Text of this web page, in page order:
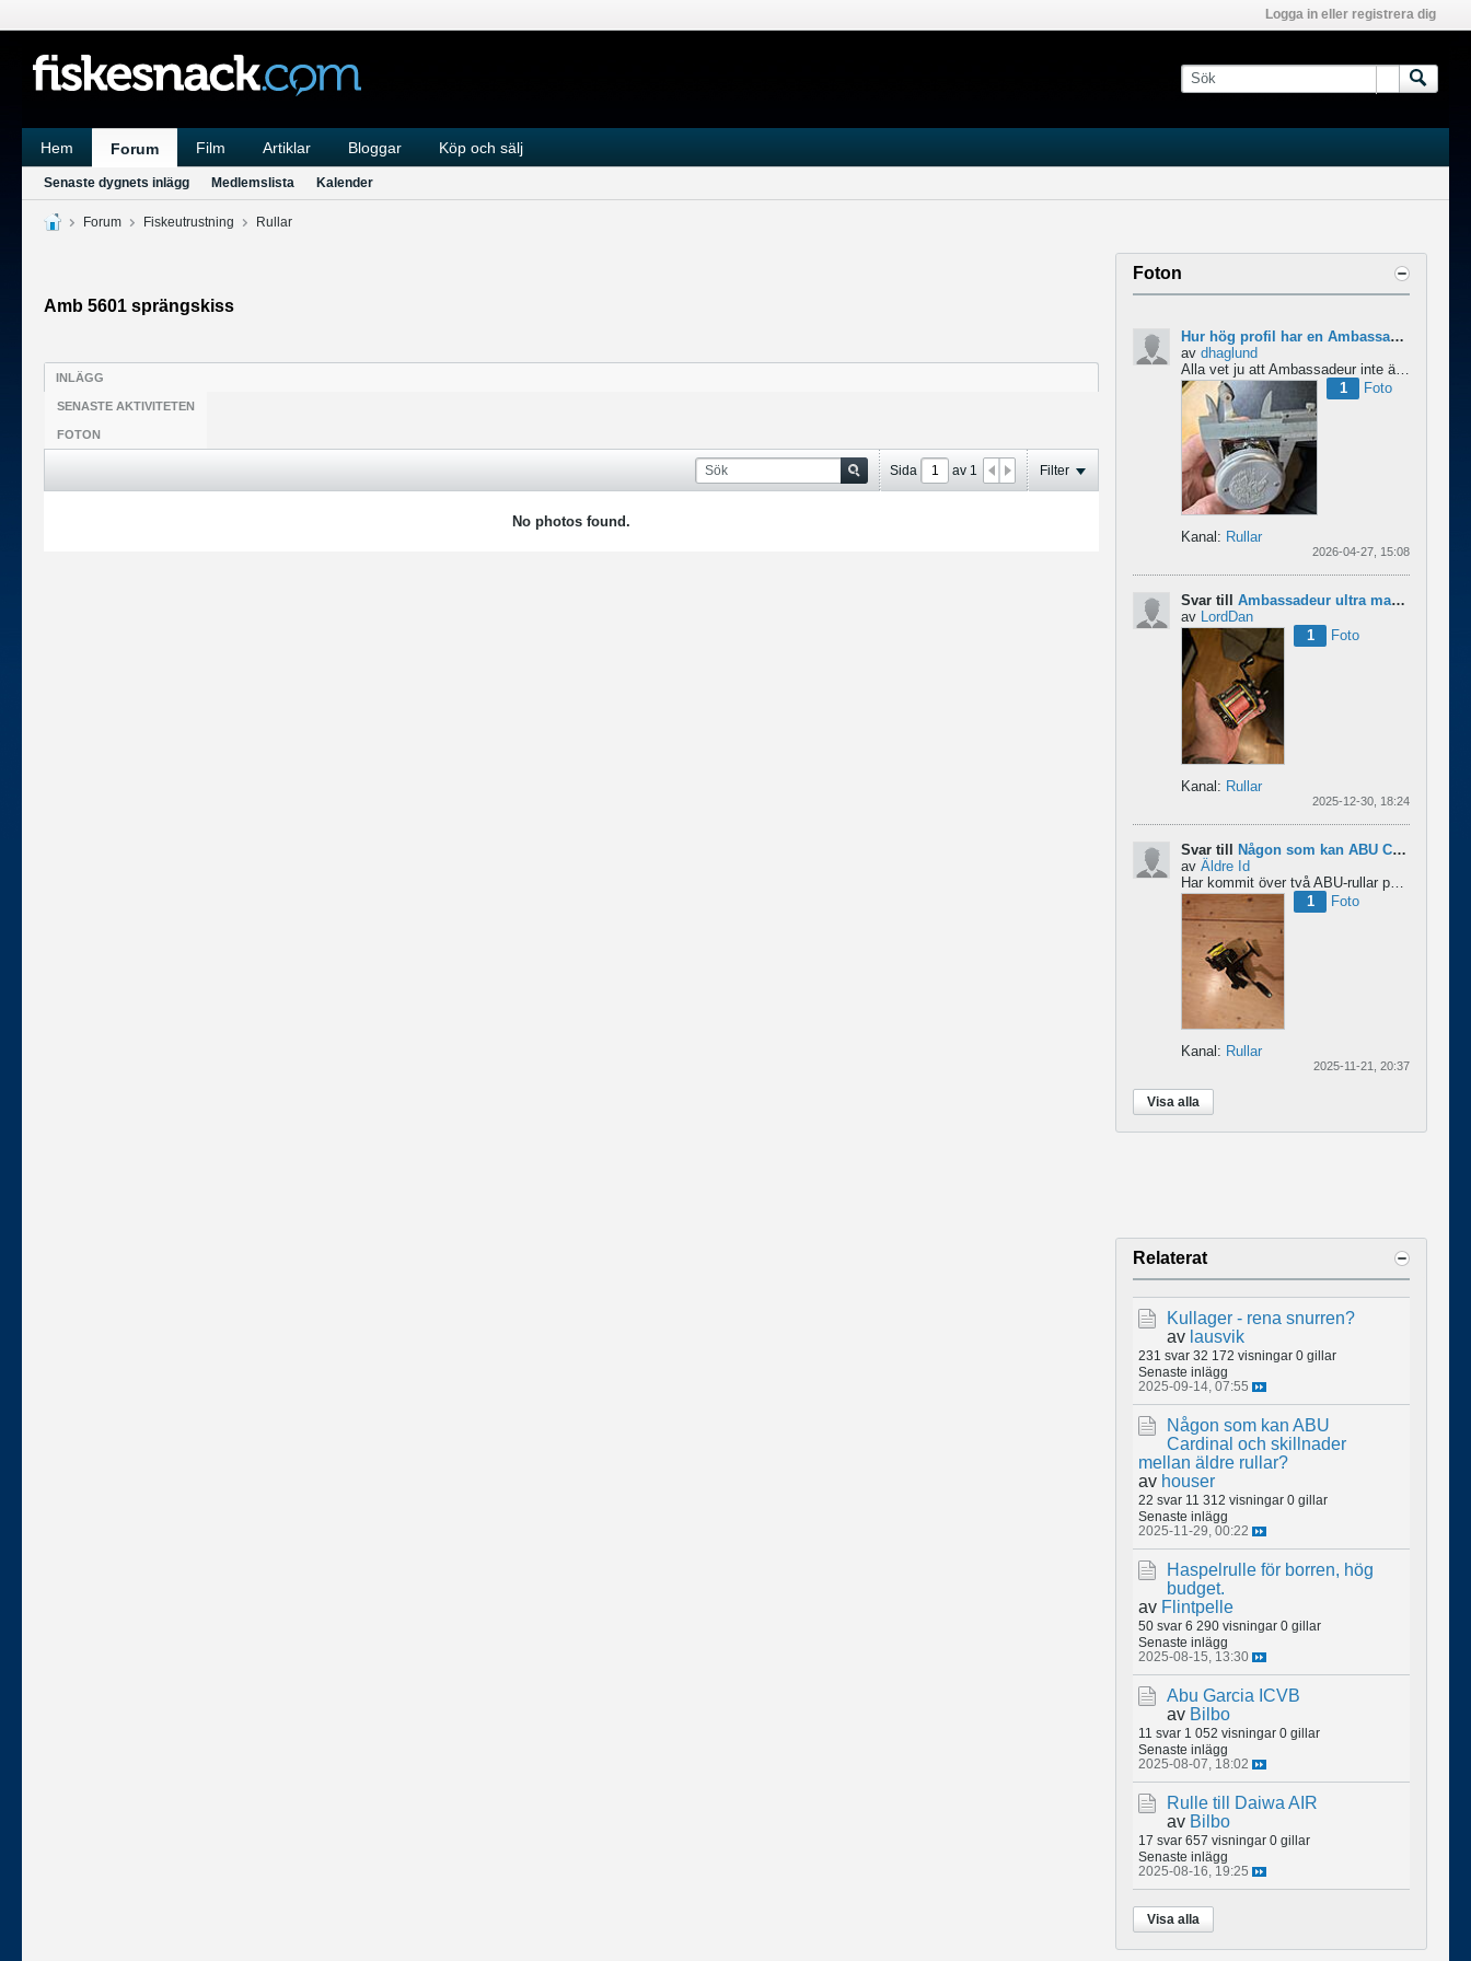
Logga in eller registrera dig
Hem Forum Film Artiklar Bloggar Köp och sälj
Senaste dygnets inlägg Medlemslista Kalender
Forum Fiskeutrustning Rullar
Amb 5601 sprängskiss
INLÄGG
SENASTE AKTIVITETEN
FOTON
Sida av 1 Filter
No photos found.
Foton
Hur hög profil har en Ambassadeur?
av dhaglund
Alla vet ju att Ambassadeur inte är en lågprofilrulle, det är tydligt. Men hur hög profil har de egentligen?...
1
Foto
Kanal: Rullar
2026-04-27, 15:08
Svar till Ambassadeur ultra mag xl 3
av
LordDan
1
Foto
Kanal: Rullar
2025-12-30, 18:24
Svar till Någon som kan ABU Cardinal och skillnader mellan äldre rullar?
av Äldre Id
1
Foto
Kanal: Rullar
2025-11-21, 20:37
Visa alla
Relaterat
Kullager - rena snurren?
av lausvik
231 svar 32 172 visningar 0 gillar
Senaste inlägg
2025-09-14, 07:55
Någon som kan ABU
Cardinal och skillnader
mellan äldre rullar?
av houser
22 svar 11 312 visningar 0 gillar
Senaste inlägg
2025-11-29, 00:22
Haspelrulle för borren, hög
budget.
av Flintpelle
50 svar 6 290 visningar 0 gillar
Senaste inlägg
2025-08-15, 13:30
Abu Garcia ICVB
av Bilbo
11 svar 1 052 visningar 0 gillar
Senaste inlägg
2025-08-07, 18:02
Rulle till Daiwa AIR
av Bilbo
17 svar 657 visningar 0 gillar
Senaste inlägg
2025-08-16, 19:25
Visa alla